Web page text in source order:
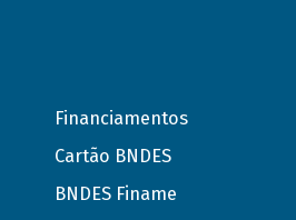
Financiamentos
Cartão BNDES
BNDES Finame